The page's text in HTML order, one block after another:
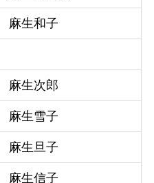
麻生和子
麻生次郎
麻生雪子
麻生旦子
麻生信子